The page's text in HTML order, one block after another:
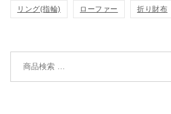
リング(指輪) ローファー 折り財布